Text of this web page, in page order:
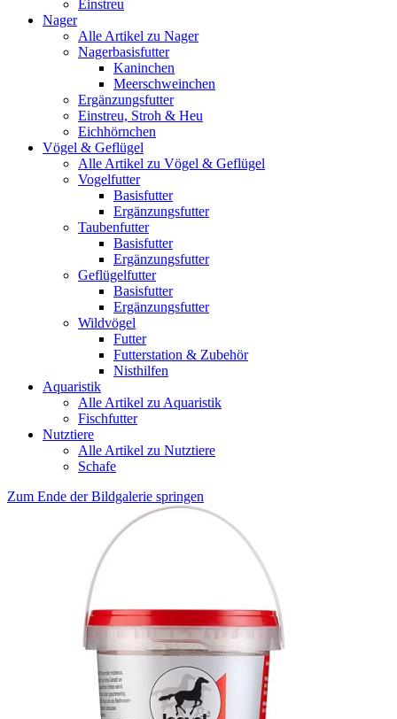
Einstreu
Nager
Alle Artikel zu Nager
Nagerbasisfutter
Kaninchen
Meerschweinchen
Ergänzungsfutter
Einstreu, Stroh & Heu
Eichhörnchen
Vögel & Geflügel
Alle Artikel zu Vögel & Geflügel
Vogelfutter
Basisfutter
Ergänzungsfutter
Taubenfutter
Basisfutter
Ergänzungsfutter
Geflügelfutter
Basisfutter
Ergänzungsfutter
Wildvögel
Futter
Futterstation & Zubehör
Nisthilfen
Aquaristik
Alle Artikel zu Aquaristik
Fischfutter
Nutztiere
Alle Artikel zu Nutztiere
Schafe
Zum Ende der Bildgalerie springen